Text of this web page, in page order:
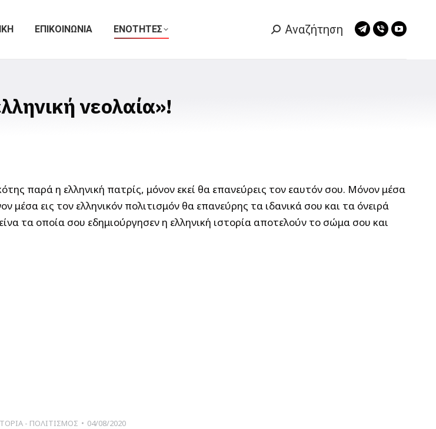
ΕΠΙΚΟΙΝΩΝΙΑ ΕΝΟΤΗΤΕΣ Search:
Αναζήτηση
Telegram
Viber
νεολαία»!
παρά η ελληνική πατρίς, μόνον εκεί θα επανεύρεις τον εαυτόν σου. Μόνον μέσα
εις τον ελληνικόν πολιτισμόν θα επανεύρης τα ιδανικά σου και τα όνειρά
τα οποία σου εδημιούργησεν η ελληνική ιστορία αποτελούν το σώμα σου και
- ΠΟΛΙΤΙΣΜΟΣ 04/08/2020